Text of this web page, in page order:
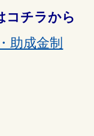
コチラから
助成金制